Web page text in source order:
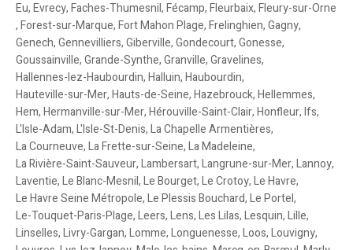
Eu,Evrecy,Faches-Thumesnil,Fécamp,Fleurbaix,Fleury-sur-Orne
,Forest-sur-Marque,Fort Mahon Plage,Frelinghien,Gagny,
Genech,Gennevilliers,Giberville,Gondecourt,Gonesse,
Goussainville,Grande-Synthe,Granville,Gravelines,
Hallennes-lez-Haubourdin,Halluin,Haubourdin,
Hauteville-sur-Mer,Hauts-de-Seine,Hazebrouck,Hellemmes,
Hem,Hermanville-sur-Mer,Hérouville-Saint-Clair,Honfleur,Ifs,
L'Isle-Adam,L'Isle-St-Denis,La Chapelle Armentières,
La Courneuve,La Frette-sur-Seine,La Madeleine,
La Rivière-Saint-Sauveur,Lambersart,Langrune-sur-Mer,Lannoy,
Laventie,Le Blanc-Mesnil,Le Bourget,Le Crotoy,Le Havre,
Le Havre Seine Métropole,Le Plessis Bouchard,Le Portel,
Le-Touquet-Paris-Plage,Leers,Lens,Les Lilas,Lesquin,Lille,
Linselles,Livry-Gargan,Lomme,Longuenesse,Loos,Louvigny,